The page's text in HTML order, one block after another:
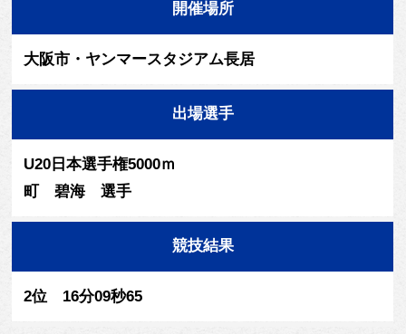
開催場所
大阪市・ヤンマースタジアム長居
出場選手
U20日本選手権5000ｍ
町 碧海 選手
競技結果
2位 16分09秒65